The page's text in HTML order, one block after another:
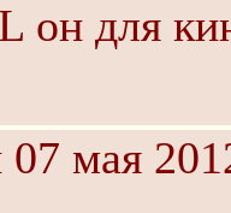
он для
мая